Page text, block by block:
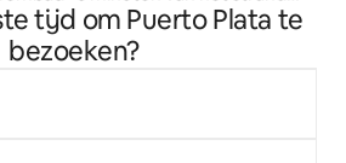
tijd om Puerto Plata te
bezoeken?